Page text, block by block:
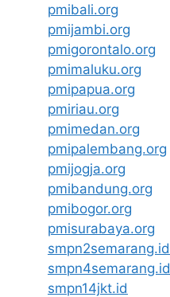
pmibali.org
pmijambi.org
pmigorontalo.org
pmimaluku.org
pmipapua.org
pmiriau.org
pmimedan.org
pmipalembang.org
pmijogja.org
pmibandung.org
pmibogor.org
pmisurabaya.org
smpn2semarang.id
smpn4semarang.id
smpn14jkt.id